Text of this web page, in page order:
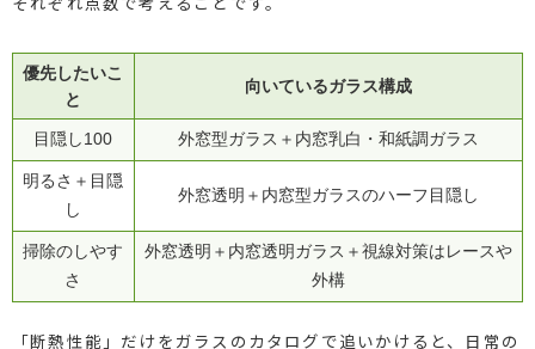
優先したいこ
と
向いているガラス構成
目隠し100 外窓型ガラス＋内窓乳白・和紙調ガラス
明るさ＋目隠
し
外窓透明＋内窓型ガラスのハーフ目隠し
掃除のしやす
さ
外窓透明＋内窓透明ガラス＋視線対策はレースや
外構
「断熱性能」だけをガラスのカタログで追いかけると、日常の